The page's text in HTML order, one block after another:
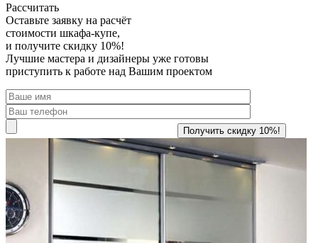
Рассчитать
Оставьте заявку на расчёт
стоимости шкафа-купе,
и получите скидку 10%!
Лучшие мастера и дизайнеры уже готовы
приступить к работе над Вашим проектом